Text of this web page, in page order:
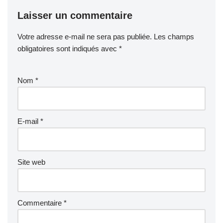
Laisser un commentaire
Votre adresse e-mail ne sera pas publiée. Les champs
obligatoires sont indiqués avec *
Nom *
E-mail *
Site web
Commentaire *